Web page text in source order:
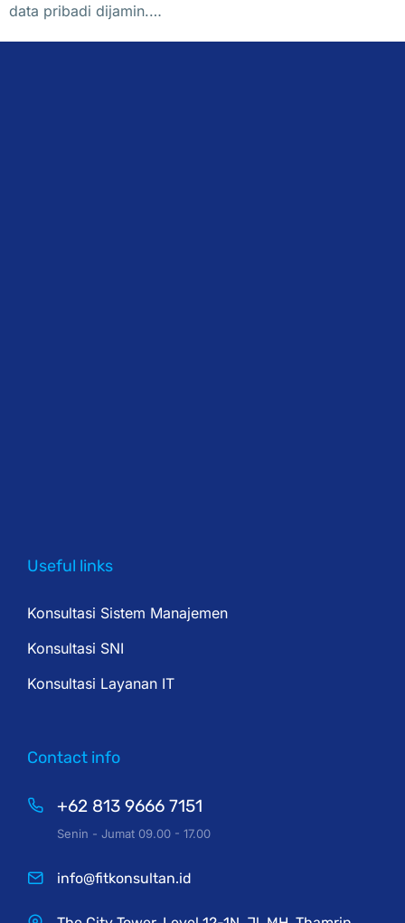
data pribadi dijamin.…
Useful links
Konsultasi Sistem Manajemen
Konsultasi SNI
Konsultasi Layanan IT
Contact info
+62 813 9666 7151
Senin - Jumat 09.00 - 17.00
info@fitkonsultan.id